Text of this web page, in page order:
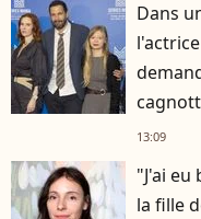
Dans
13:09
"J'ai eu
la fille